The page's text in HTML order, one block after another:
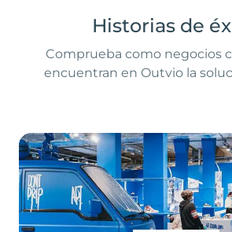
Historias de
Comprueba como negocios
encuentran en Outvio la